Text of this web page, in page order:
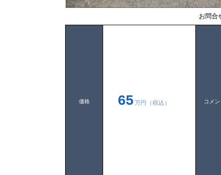
お問
価格 65 万円（税込） コメン